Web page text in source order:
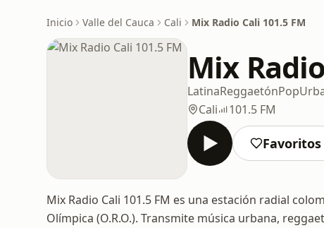
Inicio Valle del Cauca Cali Mix Radio Cali 101.5 FM
Mix
LatinaReggaetónPop
Cali
101.5 FM
Favoritos
Mix Radio Cali 101.5 FM es una estación radial
Olímpica (O.R.O.). Transmite música urbana,